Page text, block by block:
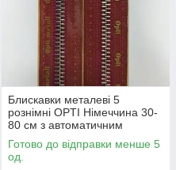
Блискавки металеві 5
рознімні OPTI Німеччина 30-
80 см з автоматичним
фіксатором різні кольори
Готово до відправки менше 5
од.